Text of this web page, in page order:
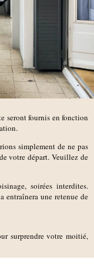
seront fournis en fonction
simplement de ne pas
votre départ. Veuillez de
soirées interdites.
entraînera une retenue de
surprendre votre moitié,